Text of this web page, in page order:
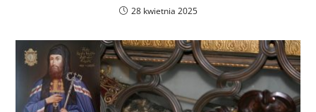
28 kwietnia 2025